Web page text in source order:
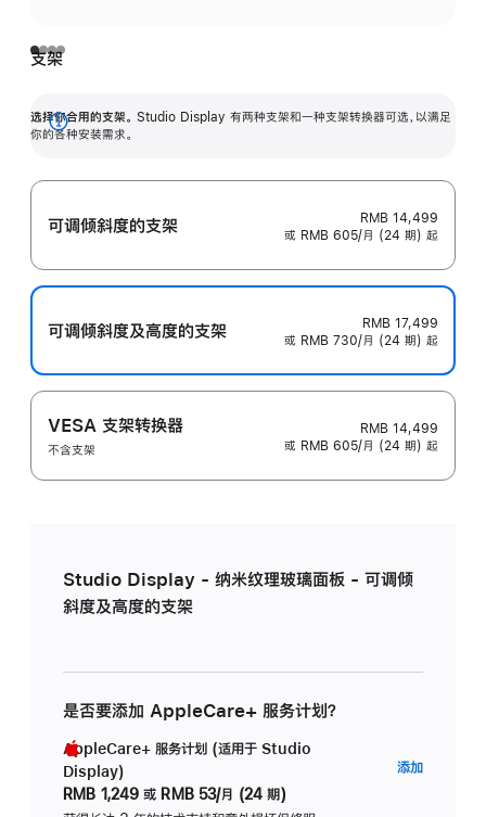
支架
选择你合用的支架。 Studio Display 有两种支架和一种支架转换器可选，以满足
你的各种安装需求。
展
可调倾斜度的支架
RMB 14,499
或 RMB 605/月 (24 期) 起
可调倾斜度及高‍度的支‍架
RMB 17,499
或 RMB 730/月 (24 期) 起
VESA 支架转换器
不含支架
RMB 14,499
或 RMB 605/月 (24 期) 起
Studio Display - 纳米纹理玻璃面板 - 可调倾
斜度及高度的支架
是否要添加 AppleCare+ 服务计划？
AppleCare+ 服务计划 (适用于 Studio
Display)
RMB 1,249 或 RMB 53/月 (24 期)
添加